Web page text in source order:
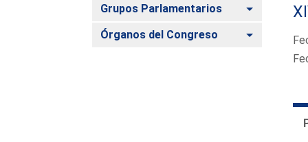
Grupos Parlamentarios Alternar
Órganos del Congreso Alternar